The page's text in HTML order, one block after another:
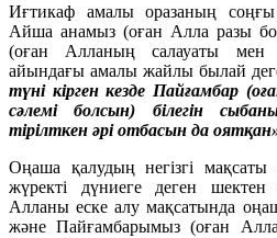
Иғтикаф амалы оразаның
Айша анамыз (оған Алла разы
(оған Алланың салауаты мен
айындағы амалы жайлы былай
түні кірген кезде Пайғамбар
сәлемі болсын) білегін
тірілткен әрі отбасын да
Оңаша қалудың негізгі
жүректі дүниеге деген шектен
Алланы еске алу мақсатында
және Пайғамбарымыз (оған